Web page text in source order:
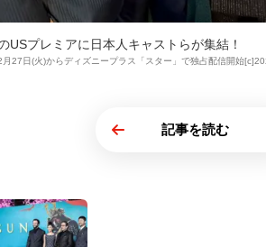
USプレミアに日本人キャストらが集結！
月27日(火)からディズニープラス「スター」で独占配信開始
記事を読む